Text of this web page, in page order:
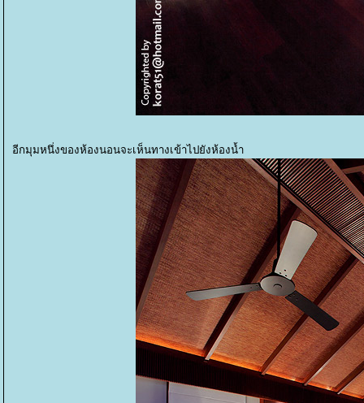
อีกมุมหนึ่งของห้องนอนจะเห็นทางเข้าไปยังห้องน้ำ